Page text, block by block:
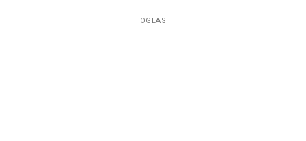
OGLAS